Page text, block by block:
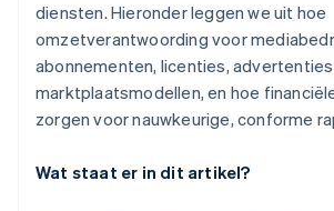
diensten. Hieronder leggen we uit hoe
omzetverantwoording voor
abonnementen, licenties,
marktplaatsmodellen, en hoe
zorgen voor nauwkeurige, conforme
Wat staat er in dit artikel?